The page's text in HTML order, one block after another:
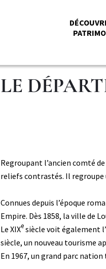
LE
niveau
2
Corps
Regroupant l’ancien comté
reliefs contrastés. Il regroupe
Connues depuis l’époque
Empire. Dès 1858, la ville de
Le XIXesiècle voit également
siècle, un nouveau tourisme
En 1967, un grand parc